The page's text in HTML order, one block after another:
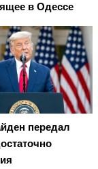
в Одессе
передал